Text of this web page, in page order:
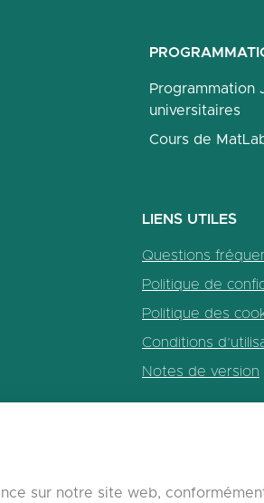
Programmation
universitaires
Cours de
LIENS UTILES
Questions
Politique de
Politique des
Conditions
Notes de version
sur notre site web,